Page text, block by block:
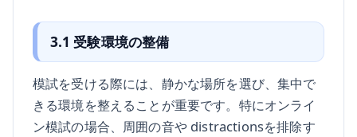
3.1 受験環境の整備
模試を受ける際には、静かな場所を選び、集中で
きる環境を整えることが重要です。特にオンライ
ン模試の場合、周囲の音や distractionsを排除す